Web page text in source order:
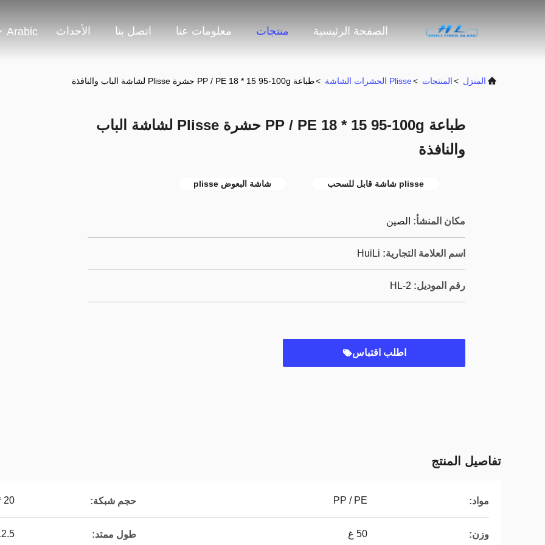
الصفحة الرئيسية منتجات معلومات عنا اتصل بنا الأحداث Arabic
المنزل >المنتجات >Plisse الحشرات الشاشة >طباعة PP / PE 18 * 15 95-100g حشرة Plisse لشاشة الباب والنافذة
طباعة PP / PE 18 * 15 95-100g حشرة Plisse لشاشة الباب
والنافذة
plisse شاشة قابل للسحب شاشة البعوض plisse
مكان المنشأ: الصين
اسم العلامة التجارية: HuiLi
رقم الموديل: HL-2
اطلب اقتباس
تفاصيل المنتج
مواد: PP / PE حجم شبكة: 20 * 20
وزن: 50 غ طول ممتد: 12.5